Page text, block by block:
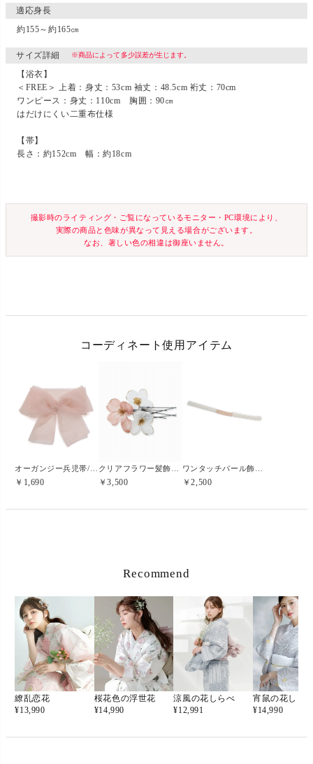
適応身長
約155～約165㎝
サイズ詳細 ※商品によって多少誤差が生じます。
【浴衣】
＜FREE＞ 上着：身丈：53cm 袖丈：48.5cm 裄丈：70cm
ワンピース：身丈：110cm 胸囲：90㎝
はだけにくい二重布仕様
【帯】
長さ：約152cm 幅：約18cm
撮影時のライティング・ご覧になっているモニター・PC環境により、
実際の商品と色味が異なって見える場合がございます。
なお、著しい色の相違は御座いません。
コーディネート使用アイテム
￥1,690 ￥3,500 ￥2,500
Recommend
繚乱恋花
¥13,990
桜花色の浮世花
¥14,990
涼風の花しらべ
¥12,991
宵鼠の花しら
¥14,990